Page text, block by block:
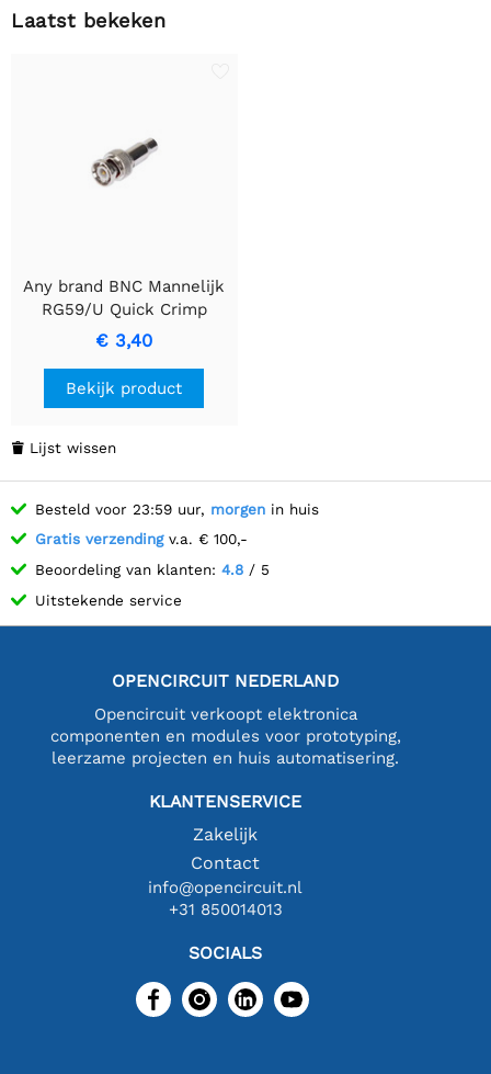
Laatst bekeken
Any brand BNC Mannelijk
RG59/U Quick Crimp
Connector
€ 3,40
Bekijk product
 Lijst wissen
Besteld voor 23:59 uur, morgen in huis
Gratis verzendingv.a. € 100,-
Beoordeling van klanten: 4.8 / 5
Uitstekende service
OPENCIRCUIT NEDERLAND
Opencircuit verkoopt elektronica
componenten en modules voor prototyping,
leerzame projecten en huis automatisering.
KLANTENSERVICE
Zakelijk
Contact
info@opencircuit.nl
+31 850014013
SOCIALS